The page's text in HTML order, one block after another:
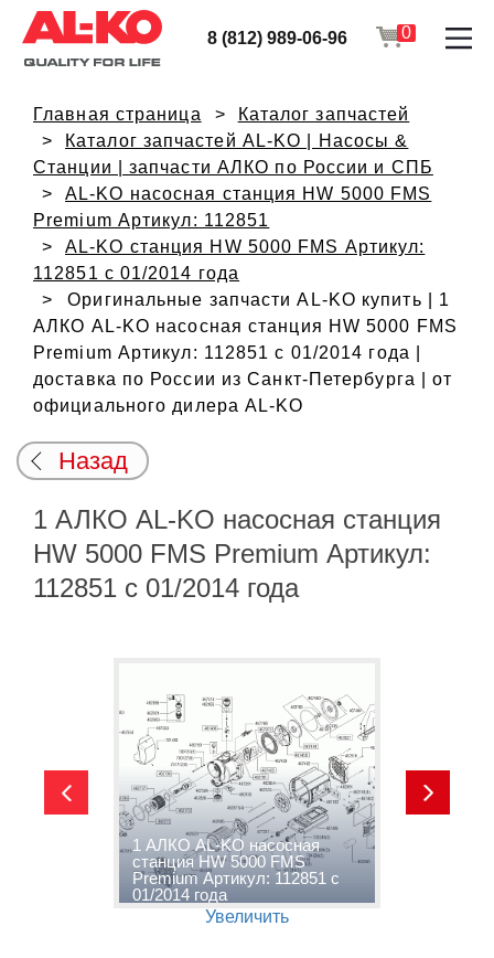
8 (812) 989-06-96 0
Главная страница
Каталог запчастей
Каталог запчастей AL-KO | Насосы &
Станции | запчасти АЛКО по России и СПБ
AL-KO насосная станция HW 5000 FMS
Premium Артикул: 112851
AL-KO станция HW 5000 FMS Артикул:
112851 с 01/2014 года
Оригинальные запчасти AL-KO купить | 1
АЛКО AL-KO насосная станция HW 5000 FMS
Premium Артикул: 112851 с 01/2014 года |
доставка по России из Санкт-Петербурга | от
официального дилера AL-KO
Назад
1 АЛКО AL-KO насосная станция
HW 5000 FMS Premium Артикул:
112851 с 01/2014 года
1 АЛКО AL-KO насосная
станция HW 5000 FMS
Premium Артикул: 112851 с
01/2014 года
Увеличить